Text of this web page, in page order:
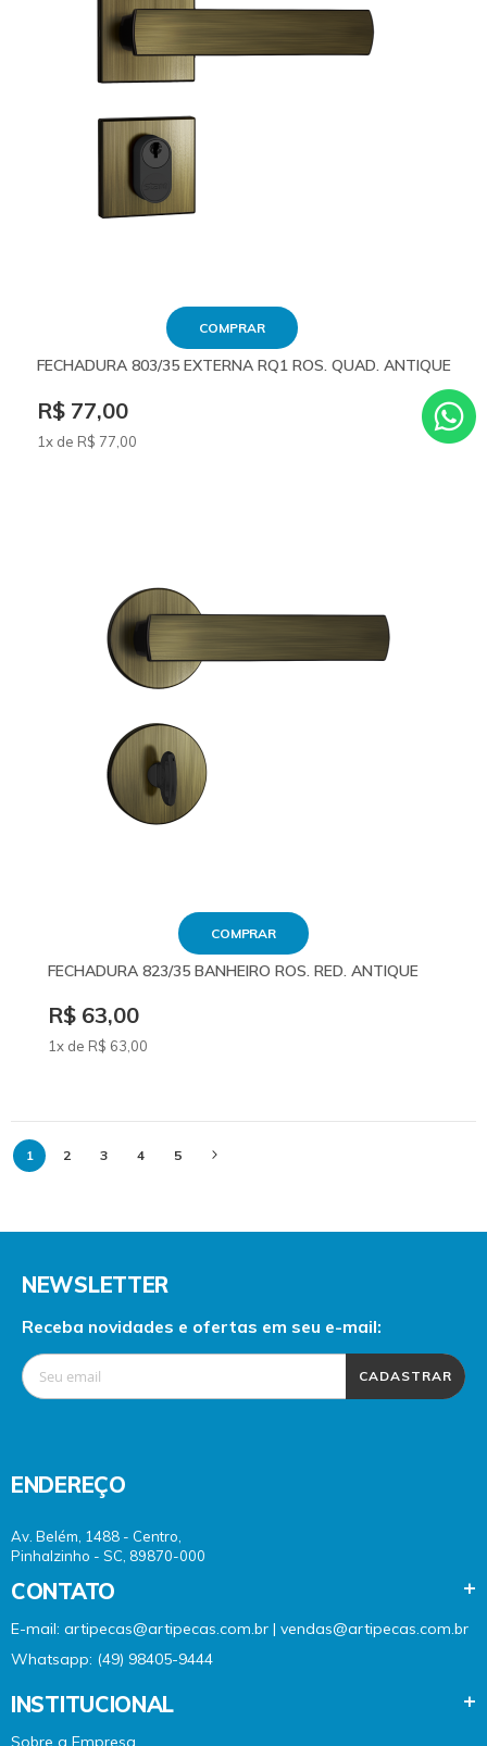
COMPRAR
FECHADURA 803/35 EXTERNA RQ1 ROS. QUAD. ANTIQUE
R$ 77,00
1x de R$ 77 ,00
COMPRAR
FECHADURA 823/35 BANHEIRO ROS. RED. ANTIQUE
R$ 63,00
1x de R$ 63 ,00
Página
Você
está
1 2 3 4 5
NEWSLETTER
Receba novidades e ofertas em seu e-mail:
CADASTRAR
ENDEREÇO
Av. Belém, 1488 - Centro,
Pinhalzinho - SC, 89870-000
CONTATO
E-mail: artipecas@artipecas.com.br | vendas@artipecas.com.br
Whatsapp: (49) 98405-9444
INSTITUCIONAL
Sobre a Empresa